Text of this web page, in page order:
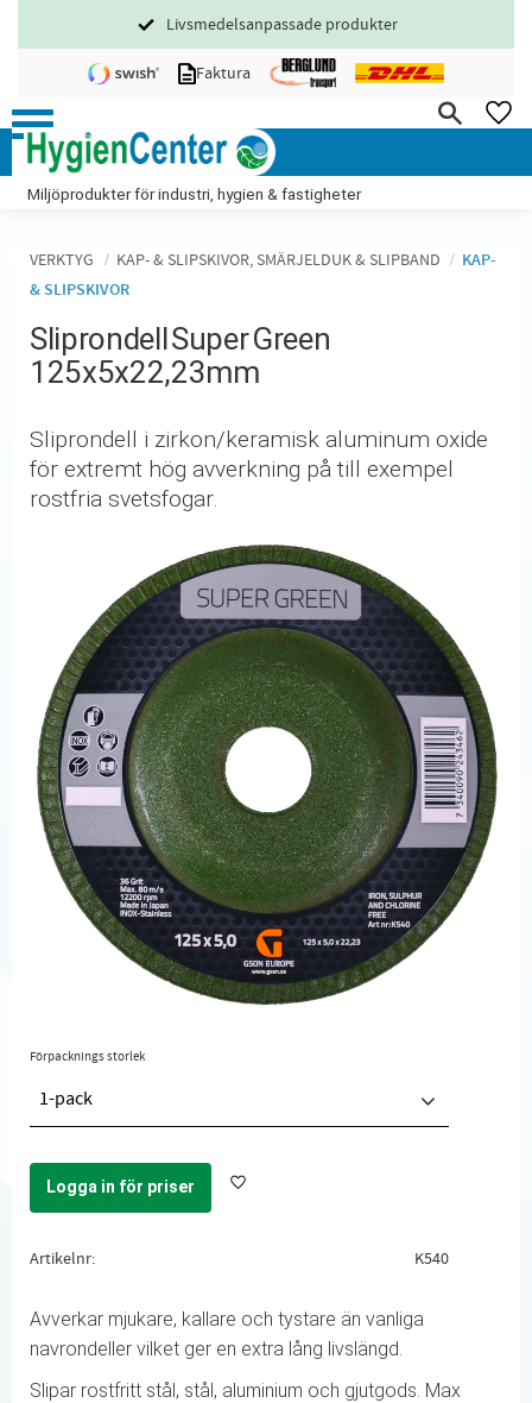
Meny
Livsmedelsanpassade produkter
Faktura
Miljöprodukter för industri, hygien & fastigheter
VERKTYG KAP- & SLIPSKIVOR, SMÄRJELDUK & SLIPBAND
KAP-
& SLIPSKIVOR
Sliprondell Super Green
125x5x22,23mm
Sliprondell i zirkon/keramisk aluminum oxide
för extremt hög avverkning på till exempel
rostfria svetsfogar.
Förpacknings storlek
1-pack
Logga in för priser Lägg till i favoriter
Artikelnr K540
Avverkar mjukare, kallare och tystare än vanliga
navrondeller vilket ger en extra lång livslängd.
Slipar rostfritt stål, stål, aluminium och gjutgods. Max